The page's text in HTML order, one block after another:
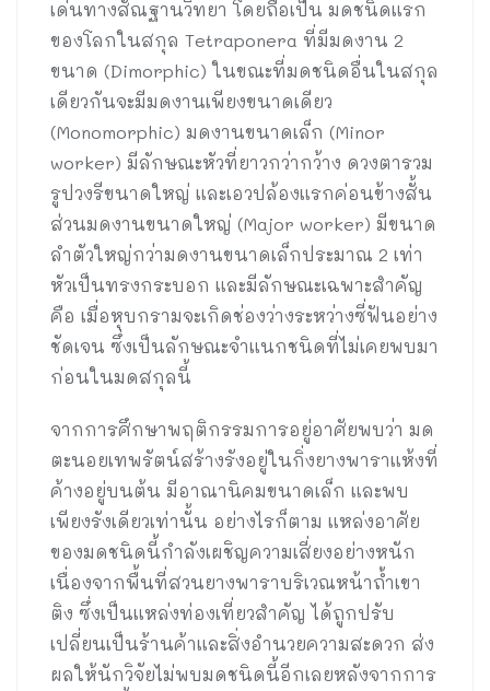
เด่นทางสัณฐานวิทยา โดยถือเป็น มดชนิดแรก
ของโลกในสกุล Tetraponera ที่มีมดงาน 2
ขนาด (Dimorphic) ในขณะที่มดชนิดอื่นในสกุล
เดียวกันจะมีมดงานเพียงขนาดเดียว
(Monomorphic) มดงานขนาดเล็ก (Minor
worker) มีลักษณะหัวที่ยาวกว่ากว้าง ดวงตารวม
รูปวงรีขนาดใหญ่ และเอวปล้องแรกค่อนข้างสั้น
ส่วนมดงานขนาดใหญ่ (Major worker) มีขนาด
ลำตัวใหญ่กว่ามดงานขนาดเล็กประมาณ 2 เท่า
หัวเป็นทรงกระบอก และมีลักษณะเฉพาะสำคัญ
คือ เมื่อหุบกรามจะเกิดช่องว่างระหว่างซี่ฟันอย่าง
ชัดเจน ซึ่งเป็นลักษณะจำแนกชนิดที่ไม่เคยพบมา
ก่อนในมดสกุลนี้
จากการศึกษาพฤติกรรมการอยู่อาศัยพบว่า มด
ตะนอยเทพรัตน์สร้างรังอยู่ในกิ่งยางพาราแห้งที่
ค้างอยู่บนต้น มีอาณานิคมขนาดเล็ก และพบ
เพียงรังเดียวเท่านั้น อย่างไรก็ตาม แหล่งอาศัย
ของมดชนิดนี้กำลังเผชิญความเสี่ยงอย่างหนัก
เนื่องจากพื้นที่สวนยางพาราบริเวณหน้าถ้ำเขา
ติง ซึ่งเป็นแหล่งท่องเที่ยวสำคัญ ได้ถูกปรับ
เปลี่ยนเป็นร้านค้าและสิ่งอำนวยความสะดวก ส่ง
ผลให้นักวิจัยไม่พบมดชนิดนี้อีกเลยหลังจากการ